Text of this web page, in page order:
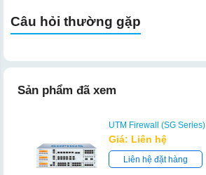
Câu hỏi thường gặp
Sản phẩm đã xem
UTM Firewall (SG Series)
Giá: Liên hệ
Liên hệ đặt hàng